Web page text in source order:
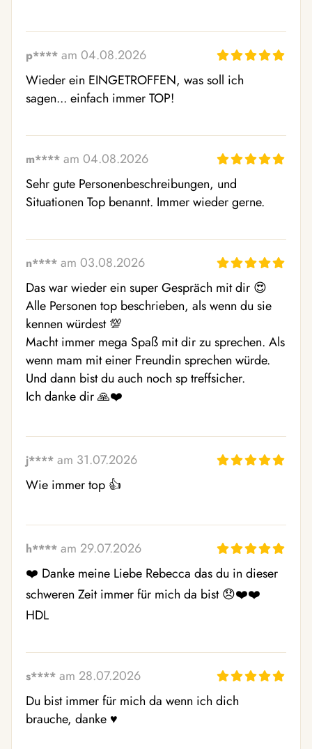
p**** am 04.08.2026
Wieder ein EINGETROFFEN, was soll ich
sagen... einfach immer TOP!
m**** am 04.08.2026
Sehr gute Personenbeschreibungen, und
Situationen Top benannt. Immer wieder gerne.
n**** am 03.08.2026
Das war wieder ein super Gespräch mit dir 😍
Alle Personen top beschrieben, als wenn du sie
kennen würdest 💯
Macht immer mega Spaß mit dir zu sprechen. Als
wenn mam mit einer Freundin sprechen würde.
Und dann bist du auch noch sp treffsicher.
Ich danke dir 🙏❤️
j**** am 31.07.2026
Wie immer top 👍
h**** am 29.07.2026
❤️ Danke meine Liebe Rebecca das du in dieser
schweren Zeit immer für mich da bist 😞❤️❤️
HDL
s**** am 28.07.2026
Du bist immer für mich da wenn ich dich
brauche, danke ♥ ️